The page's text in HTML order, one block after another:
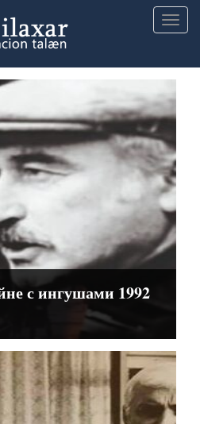
с ингушами 1992